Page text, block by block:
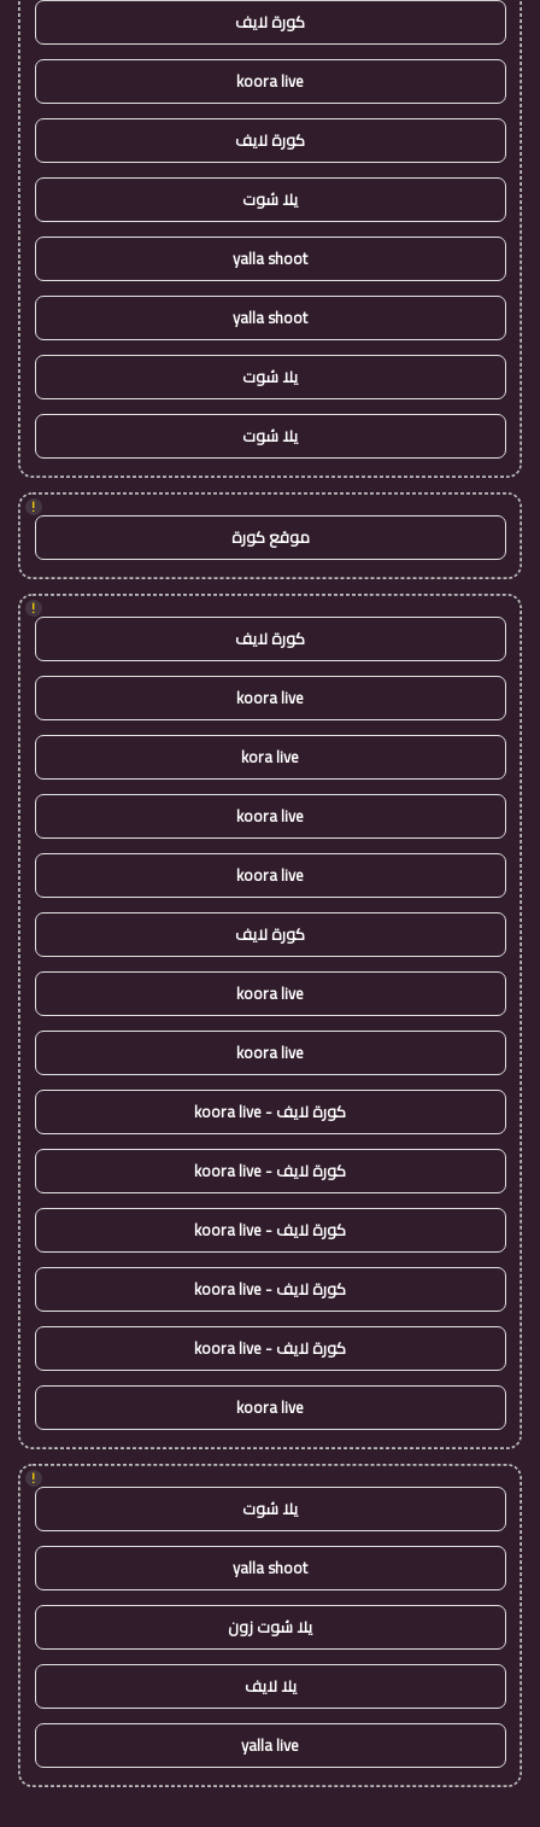
كورة لايف
koora live
كورة لايف
يلا شوت
yalla shoot
yalla shoot
يلا شوت
يلا شوت
!
موقع كورة
!
كورة لايف
koora live
kora live
koora live
koora live
كورة لايف
koora live
koora live
كورة لايف - koora live
كورة لايف - koora live
كورة لايف - koora live
كورة لايف - koora live
كورة لايف - koora live
koora live
!
يلا شوت
yalla shoot
يلا شوت زون
يلا لايف
yalla live